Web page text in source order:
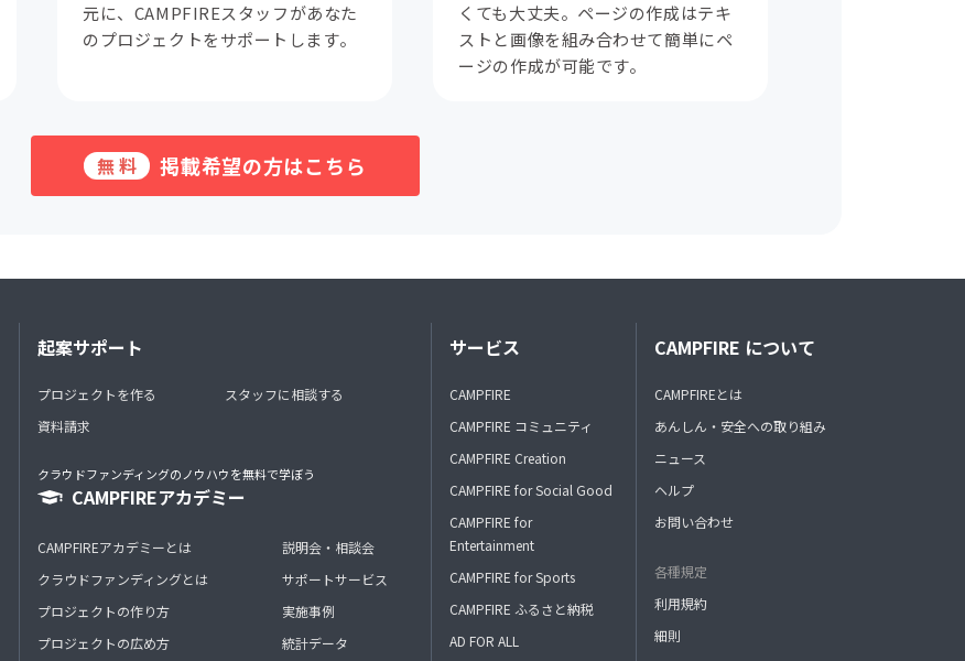
元に、CAMPFIREスタッフがあなた
のプロジェクトをサポートします。
くても大丈夫。ページの作成はテキ
ストと画像を組み合わせて簡単にペ
ージの作成が可能です。
無料 掲載希望の方はこちら
起案サポート
プロジェクトを作る
資料請求
スタッフに相談する
クラウドファンディングのノウハウを無料で学ぼう
CAMPFIREアカデミー
CAMPFIREアカデミーとは
クラウドファンディングとは
プロジェクトの作り方
プロジェクトの広め方
説明会・相談会
サポートサービス
実施事例
統計データ
サービス
CAMPFIRE
CAMPFIRE コミュニティ
CAMPFIRE Creation
CAMPFIRE for Social Good
CAMPFIRE for
Entertainment
CAMPFIRE for Sports
CAMPFIRE ふるさと納税
AD FOR ALL
CAMPFIRE について
CAMPFIREとは
あんしん・安全への取り組み
ニュース
ヘルプ
お問い合わせ
各種規定
利用規約
細則